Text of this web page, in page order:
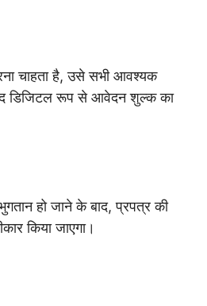
चाहता है, उसे सभी आवश्यक
डिजिटल रूप से आवेदन शुल्क का
हो जाने के बाद, प्रपत्र की
किया जाएगा।